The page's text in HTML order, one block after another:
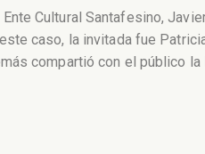
Cultural Santafesino,
caso, la invitada fue
compartió con el público